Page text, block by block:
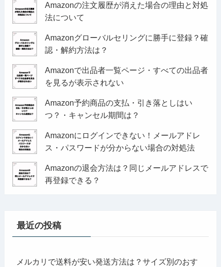
Amazonの注文履歴が消えた場合の理由と対処
法について
Amazonグローバルセリングに勝手に登録？確
認・解約方法は？
Amazonで出品者一覧ページ・すべての出品者
を見るが表示されない
Amazon予約商品の支払・引き落としはい
つ？・キャンセル期間は？
Amazonにログインできない！メールアドレ
ス・パスワードが分からない場合の対処法
Amazonの退会方法は？同じメールアドレスで
再登録できる？
最近の投稿
メルカリで送料が安い発送方法は？サイズ別のおす